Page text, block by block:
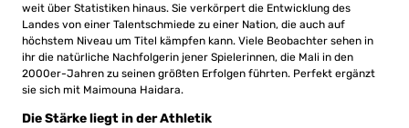
weit über Statistiken hinaus. Sie verkörpert die Entwicklung des
Landes von einer Talentschmiede zu einer Nation, die auch auf
höchstem Niveau um Titel kämpfen kann. Viele Beobachter sehen in
ihr die natürliche Nachfolgerin jener Spielerinnen, die Mali in den
2000er-Jahren zu seinen größten Erfolgen führten. Perfekt ergänzt
sie sich mit Maimouna Haidara.
Die Stärke liegt in der Athletik